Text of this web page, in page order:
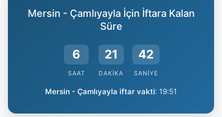
Mersin - Çamlıyayla İçin İftara Kalan
Süre
6
SAAT
21
DAKIKA
41
SANIYE
Mersin - Çamlıyayla iftar vakti: 19:51